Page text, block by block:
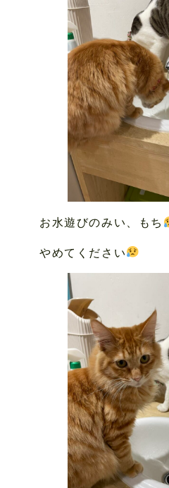
お水遊びのみい、もち
やめてください